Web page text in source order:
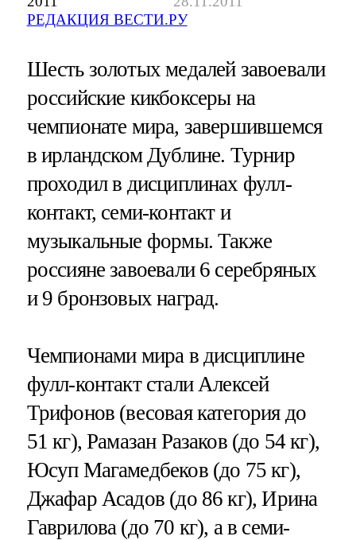
РЕДАКЦИЯ ВЕСТИ.РУ
Шесть золотых медалей завоевали
российские кикбоксеры на
чемпионате мира, завершившемся
в ирландском Дублине. Турнир
проходил в дисциплинах фулл-
контакт, семи-контакт и
музыкальные формы. Также
россияне завоевали 6 серебряных
и 9 бронзовых наград.
Чемпионами мира в дисциплине
фулл-контакт стали Алексей
Трифонов (весовая категория до
51 кг), Рамазан Разаков (до 54 кг),
Юсуп Магамедбеков (до 75 кг),
Джафар Асадов (до 86 кг), Ирина
Гаврилова (до 70 кг), а в семи-